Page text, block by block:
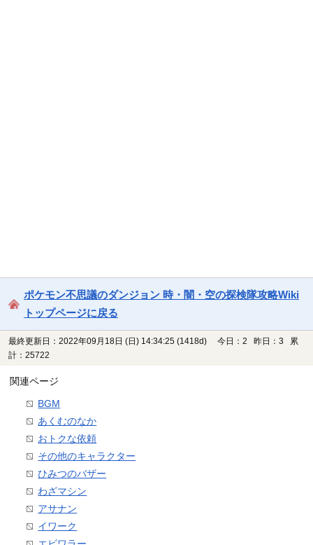
ポケモン不思議のダンジョン 時・闇・空の探検隊攻略Wiki
トップページに戻る
最終更新日：2022年09月18日 (日) 14:34:25 (1418d)
今日：2 昨日：3 累
計：25722
関連ページ
BGM
あくむのなか
おトクな依頼
その他のキャラクター
ひみつのバザー
わざマシン
アサナン
イワーク